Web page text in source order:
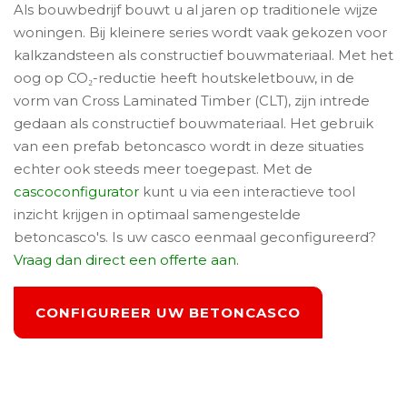
Als bouwbedrijf bouwt u al jaren op traditionele wijze
woningen. Bij kleinere series wordt vaak gekozen voor
kalkzandsteen als constructief bouwmateriaal. Met het
oog op CO₂-reductie heeft houtskeletbouw, in de
vorm van Cross Laminated Timber (CLT), zijn intrede
gedaan als constructief bouwmateriaal. Het gebruik
van een prefab betoncasco wordt in deze situaties
echter ook steeds meer toegepast. Met de
cascoconfigurator kunt u via een interactieve tool
inzicht krijgen in optimaal samengestelde
betoncasco's. Is uw casco eenmaal geconfigureerd?
Vraag dan direct een offerte aan.
CONFIGUREER UW BETONCASCO